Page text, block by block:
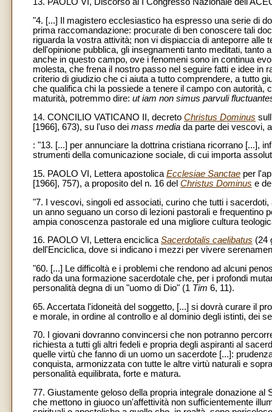
13. PAOLO VI, Discorso al I Congresso Nazionale
"4. [...] Il magistero ecclesiastico ha espresso una serie di
prima raccomandazione: procurate di ben conoscere tali
riguarda la vostra attività; non vi dispiaccia di anteporre alle
dell'opinione pubblica, gli insegnamenti tanto meditati,
anche in questo campo, ove i fenomeni sono in continua
molesta, che frena il nostro passo nel seguire fatti e idee
criterio di giudizio che ci aiuta a tutto comprendere, a tutto
che qualifica chi la possiede a tenere il campo con autorità,
maturità, potremmo dire: ut iam non simus parvuli
14. CONCILIO VATICANO II, decreto Christus Dominus
[1966], 673), su l'uso dei mass media da parte dei vescovi,
: "13. [...] per annunciare la dottrina cristiana ricorrano [...],
strumenti della comunicazione sociale, di cui importa
15. PAOLO VI, Lettera apostolica Ecclesiae Sanctae per
[1966], 757), a proposito del n. 16 del Christus Dominus e
"7. I vescovi, singoli ed associati, curino che tutti i
un anno seguano un corso di lezioni pastorali e frequentino
ampia conoscenza pastorale ed una migliore cultura
16. PAOLO VI, Lettera enciclica Sacerdotalis caelibatus (24
dell'Enciclica, dove si indicano i mezzi per vivere
"60. [...] Le difficoltà e i problemi che rendono ad alcuni
rado da una formazione sacerdotale che, per i profondi
personalità degna di un "uomo di Dio" (1 Tim 6, 11).
65. Accertata l'idoneità del soggetto, [...] si dovrà curare il
e morale, in ordine al controllo e al dominio degli istinti, dei
70. I giovani dovranno convincersi che non potranno
richiesta a tutti gli altri fedeli e propria degli aspiranti al
quelle virtù che fanno di un uomo un sacerdote [...]:
conquista, armonizzata con tutte le altre virtù naturali e
personalità equilibrata, forte e matura.
77. Giustamente geloso della propria integrale donazione
che mettono in giuoco un'affettività non sufficientemente